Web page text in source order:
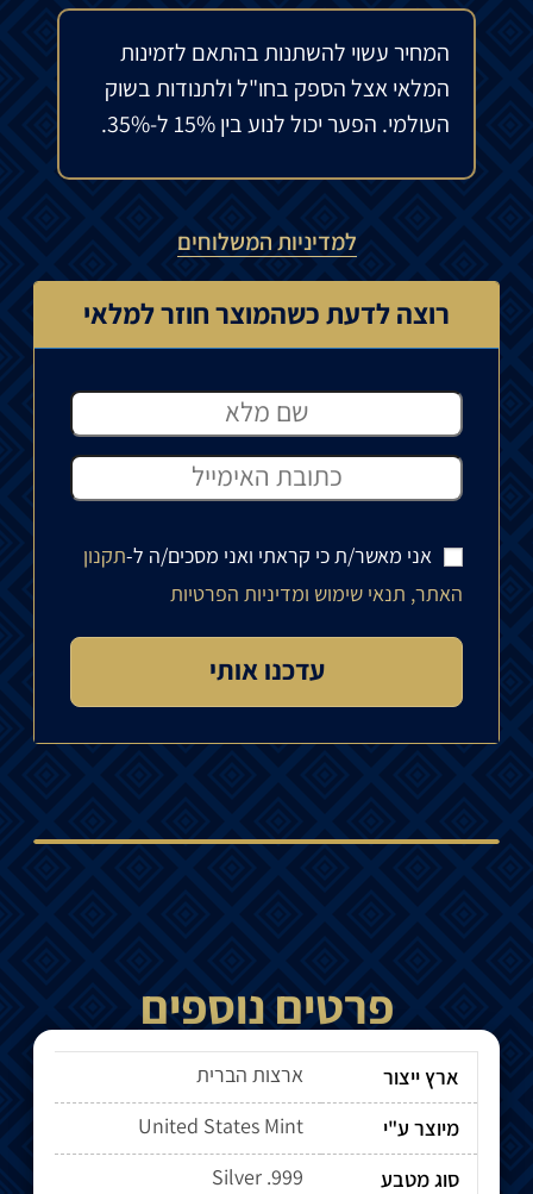
המחיר עשוי להשתנות בהתאם לזמינות
המלאי אצל הספק בחו"ל ולתנודות בשוק
העולמי. הפער יכול לנוע בין 15% ל-35%.
למדיניות המשלוחים
רוצה לדעת כשהמוצר חוזר למלאי
אני מאשר/ת כי קראתי ואני מסכים/ה ל-תקנון
האתר, תנאי שימוש ומדיניות הפרטיות
פרטים נוספים
ארץ ייצור
ארצות הברית
מיוצר ע"י
United States Mint
סוג מטבע
Silver .999